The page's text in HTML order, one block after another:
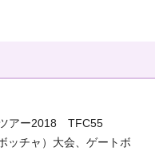
ツアー2018 TFC55
ッチャ）大会、ゲートボ